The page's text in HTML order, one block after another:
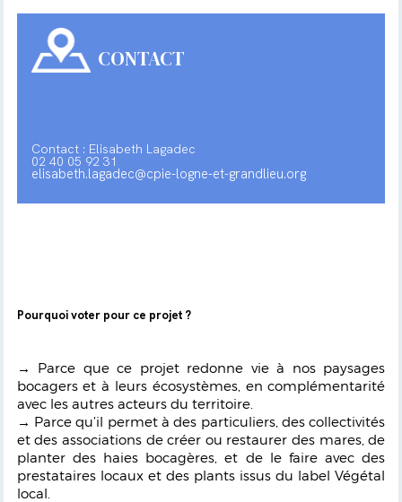
CONTACT
Contact : Elisabeth Lagadec
02 40 05 92 31
elisabeth.lagadec@cpie-logne-et-grandlieu.org
Pourquoi voter pour ce projet ?
→ Parce que ce projet redonne vie à nos paysages
bocagers et à leurs écosystèmes, en complémentarité
avec les autres acteurs du territoire.
→ Parce qu’il permet à des particuliers, des collectivités
et des associations de créer ou restaurer des mares, de
planter des haies bocagères, et de le faire avec des
prestataires locaux et des plants issus du label Végétal
local.